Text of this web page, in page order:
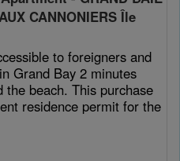
pour afficher les réseaux
CANNONIERS Île
to foreigners and
Grand Bay 2 minutes
beach. This purchase
residence permit for the